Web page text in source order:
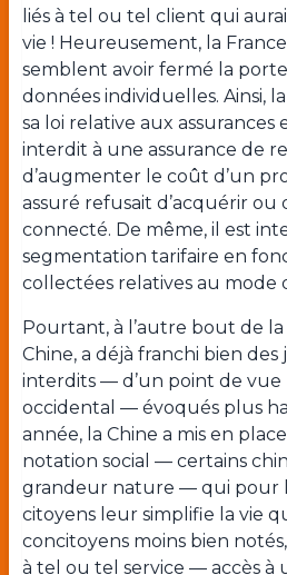
liés à tel ou tel client qui
vie ! Heureusement, la
semblent avoir fermé la
données individuelles. Ainsi,
sa loi relative aux assurances
interdit à une assurance de
d’augmenter le coût d’un
assuré refusait d’acquérir ou
connecté. De même, il est
segmentation tarifaire en
collectées relatives au mode
Pourtant, à l’autre bout de
Chine, a déjà franchi bien des
interdits — d’un point de vue
occidental — évoqués plus
année, la Chine a mis en
notation social — certains
grandeur nature — qui pour
citoyens leur simplifie la vie
concitoyens moins bien
à tel ou tel service — accès à